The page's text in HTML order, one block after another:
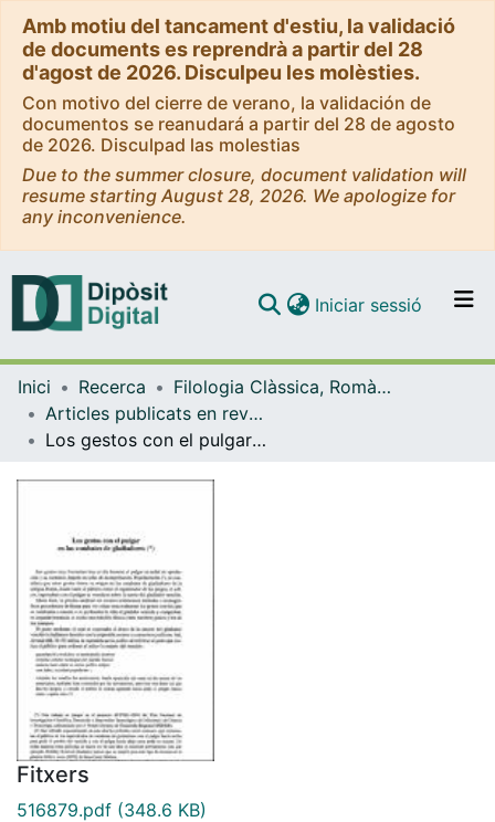
Amb motiu del tancament d'estiu, la validació
de documents es reprendrà a partir del 28
d'agost de 2026. Disculpeu les molèsties.
Con motivo del cierre de verano, la validación de
documentos se reanudará a partir del 28 de agosto
de 2026. Disculpad las molestias
Due to the summer closure, document validation will
resume starting August 28, 2026. We apologize for
any inconvenience.
Navega per tot el DD
Iniciar sessió (current)
Inici Recerca
Filologia Clàssica, Romànica i Semítica
Articles publicats en revistes (Filologia Clàssica, Romànica i Semítica)
Los gestos con el pulgar en los combates de gladiadores
Fitxers
516879.pdf (348.6 KB)